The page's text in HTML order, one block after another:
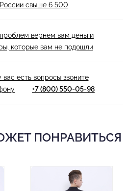
России свыше 6 500
вернем вам деньги
которые вам не подошли
вас есть вопросы звоните
+7 (800) 550-05-98
ПОНРАВИТЬСЯ